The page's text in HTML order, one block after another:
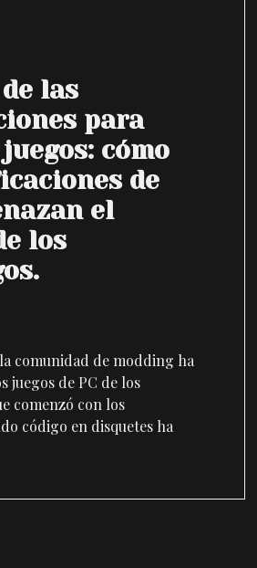
las
para
cómo
de
el
los
comunidad de modding ha
juegos de PC de los
comenzó con los
código en disquetes ha